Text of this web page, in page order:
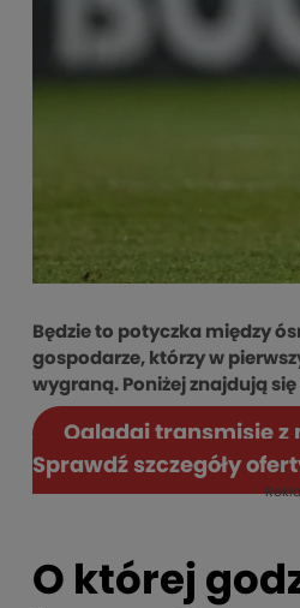
Będzie to potyczka między
gospodarze, którzy w
wygraną. Poniżej znajdują
Oglądaj transmisje z
Sprawdź szczegóły
O której